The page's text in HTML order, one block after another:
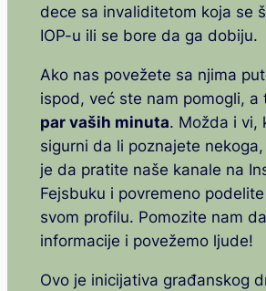
dece sa invaliditetom koja se
IOP-u ili se bore da ga dobiju.
Ako nas povežete sa njima
ispod, već ste nam pomogli, a
par vaših minuta. Možda i vi,
sigurni da li poznajete
je da pratite naše kanale na
Fejsbuku i povremeno
svom profilu. Pomozite nam
informacije i povežemo ljude!
Ovo je inicijativa građanskog